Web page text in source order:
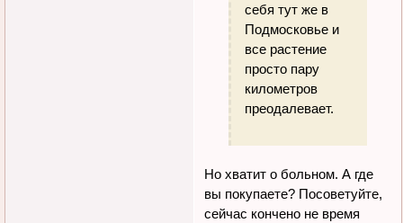
себя тут же в
Подмосковье и
все растение
просто пару
километров
преодалевает.
Но хватит о больном. А где
вы покупаете? Посоветуйте,
сейчас кончено не время